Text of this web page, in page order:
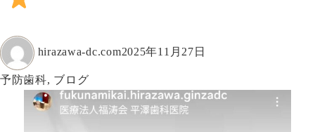
者
hirazawa-dc.com投
日:
2025年11月27日
カ
予防歯科, ブログ